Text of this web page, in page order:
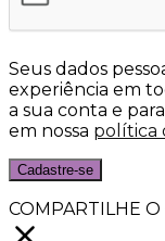
Seus dados
experiência em
a sua conta e
em nossa política
Cadastre-se
COMPARTILHE